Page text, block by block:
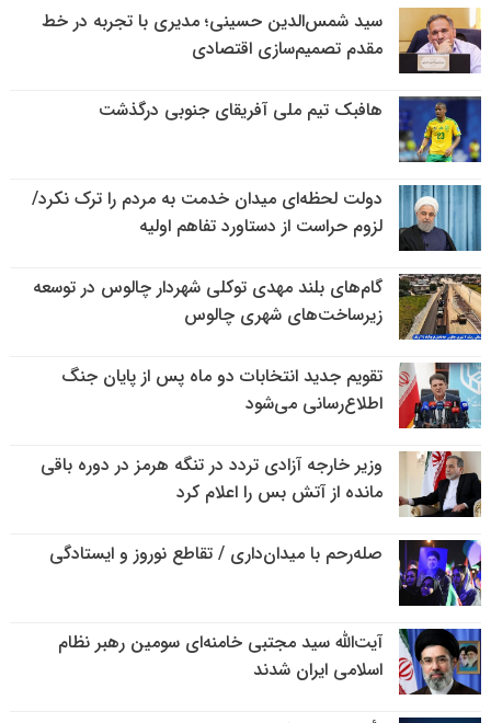
سید شمس‌الدین حسینی؛ مدیری با تجربه در خط
مقدم تصمیم‌سازی اقتصادی
هافبک تیم ملی آفریقای جنوبی درگذشت
دولت لحظه‌ای میدان خدمت به مردم را ترک نکرد/
لزوم حراست از دستاورد تفاهم اولیه
گام‌های بلند مهدی توکلی شهردار چالوس در توسعه
زیرساخت‌های شهری چالوس
تقویم جدید انتخابات دو ماه پس از پایان جنگ
اطلاع‌رسانی می‌شود
وزیر خارجه آزادی تردد در تنگه هرمز در دوره باقی
مانده از آتش بس را اعلام کرد
صله‌رحم با میدان‌داری / تقاطع نوروز و ایستادگی
آیت‌الله سید مجتبی خامنه‌ای سومین رهبر نظام
اسلامی ایران شدند